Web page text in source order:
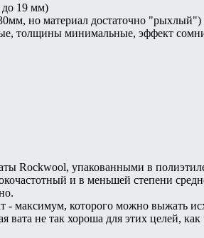
до 19 мм)
но материал достаточно "рыхлый")
толщины минимальные, эффект
Rockwool, упакованными в
и в меньшей степени
- максимум, которого можно выжать
вата не так хороша для этих целей,